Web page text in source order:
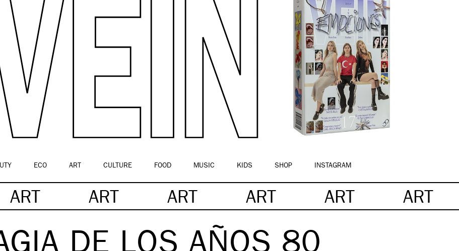
ECO ART CULTURE FOOD MUSIC KIDS SHOP INSTAGRAM
ART ART ART ART ART ART